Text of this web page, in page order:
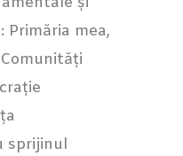
mea,
sprijinul